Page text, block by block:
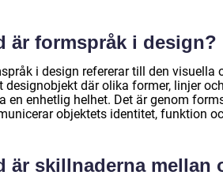
är formspråk i design?
i design refererar till den visuella
designobjekt där olika former, linjer
en enhetlig helhet. Det är genom
objektets identitet, funktion
är skillnaderna mellan